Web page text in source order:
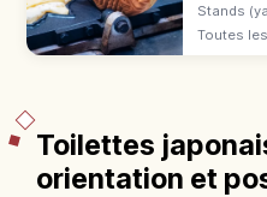
Stands
matsuri
Toutes
Toilettes
orientation et